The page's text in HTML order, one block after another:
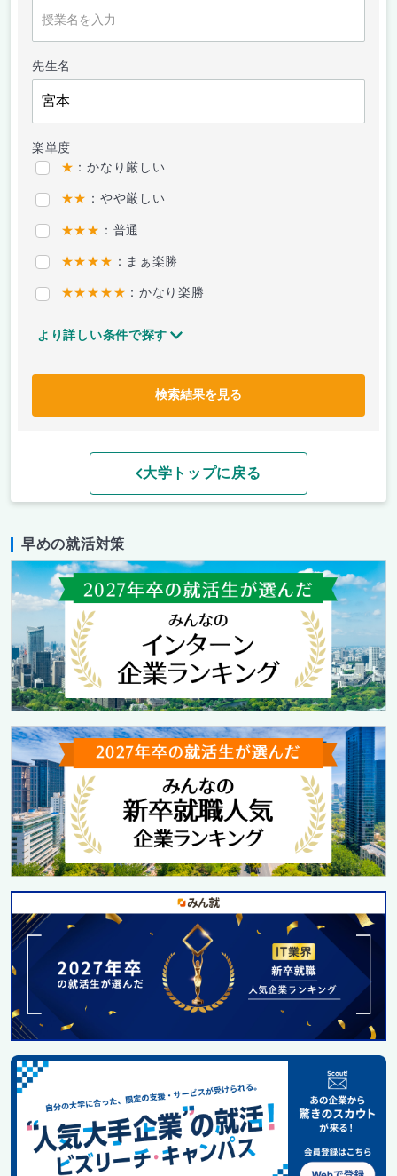
先生名
楽単度
★ ：かなり厳しい
★★ ：やや厳しい
★★★ ：普通
★★★★ ：まぁ楽勝
★★★★★ ：かなり楽勝
より詳しい条件で探す
検索結果を見る
大学トップに戻る
早めの就活対策